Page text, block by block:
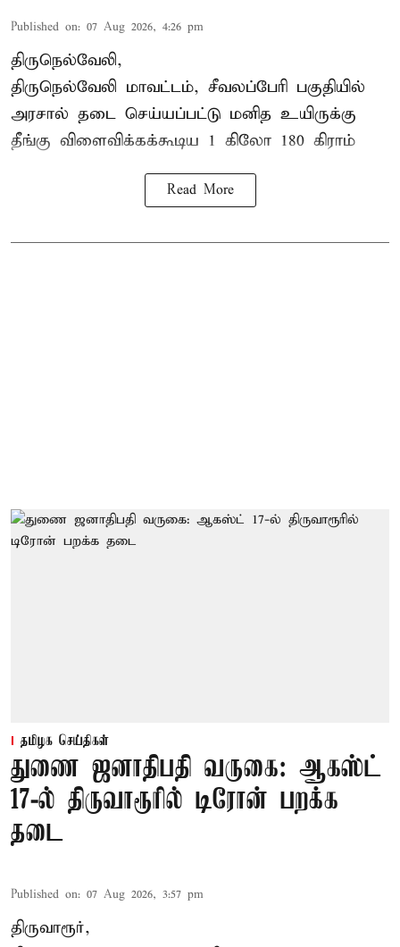
Published on: 07 Aug 2026, 4:26 pm
திருநெல்வேலி,
திருநெல்வேலி மாவட்டம், சீவலப்பேரி பகுதியில்
அரசால் தடை செய்யப்பட்டு மனித உயிருக்கு
தீங்கு விளைவிக்கக்கூடிய 1 கிலோ 180 கிராம்
Read More
தமிழக செய்திகள்
துணை ஜனாதிபதி வருகை: ஆகஸ்ட்
17-ல் திருவாரூரில் டிரோன் பறக்க
தடை
Published on: 07 Aug 2026, 3:57 pm
திருவாரூர்,